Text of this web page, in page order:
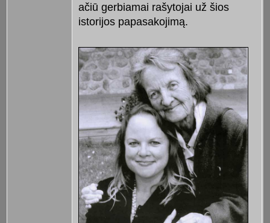
ačiū gerbiamai rašytojai už šios
istorijos papasakojimą.